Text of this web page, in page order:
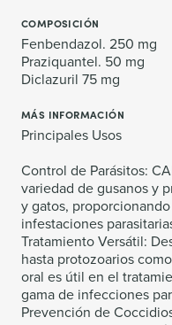
COMPOSICIÓN
Fenbendazol. 250 mg
Praziquantel. 50 mg
Diclazuril 75 mg
MÁS INFORMACIÓN
Principales Usos
Control de Parásitos:
variedad de gusanos y
y gatos,
infestaciones
Tratamiento Versátil:
hasta protozoarios
oral es útil en el
gama de infecciones
Prevención de